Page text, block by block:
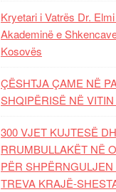
Kryetari i Vatrës Dr.
Akademinë e
Kosovës
ÇËSHTJA ÇAME NË
SHQIPËRISË NË VITIN
300 VJET KUJTESË
RRUMBULLAKËT NË
PËR
TREVA KRAJË-